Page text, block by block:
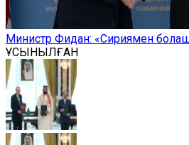
Министр Фидан: «Сириямен
ҰСЫНЫЛҒАН